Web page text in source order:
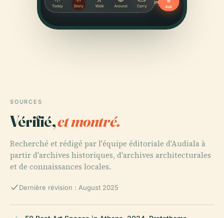
SOURCES
Vérifié,et montré.
Recherché et rédigé par l'équipe éditoriale d'Audiala à
partir d'archives historiques, d'archives architecturales
et de connaissances locales.
Dernière révision : August 2025